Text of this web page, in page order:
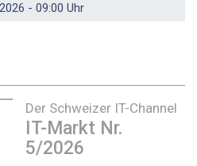
- 09:00 Uhr
Der Schweizer IT-Channel
IT-Markt Nr.
5/2026